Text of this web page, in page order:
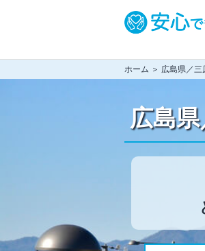
ホーム ＞ 広島県／
広島